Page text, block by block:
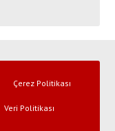
Çerez Politikası
Veri Politikası